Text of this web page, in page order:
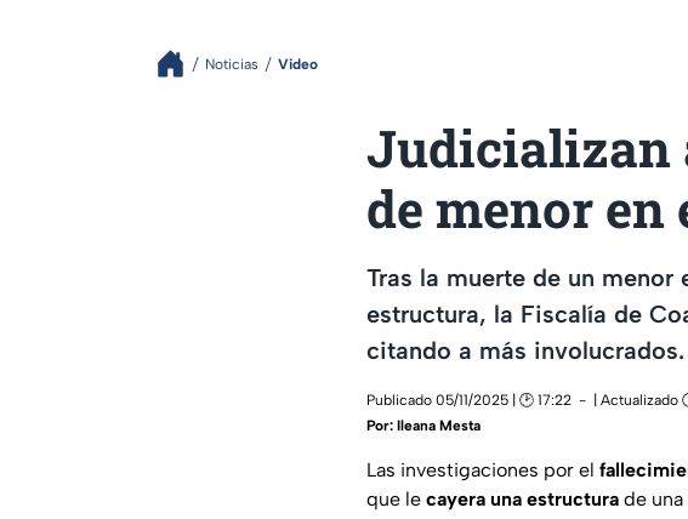
Noticias Video
Judicializan
de menor en
Tras la muerte de un menor
estructura, la Fiscalía de
citando a más involucrados.
Publicado 05/11/2025 | 🕑 17:22
| Actualizado
Por: Ileana Mesta
Las investigaciones por el
que le cayera una estructura de una